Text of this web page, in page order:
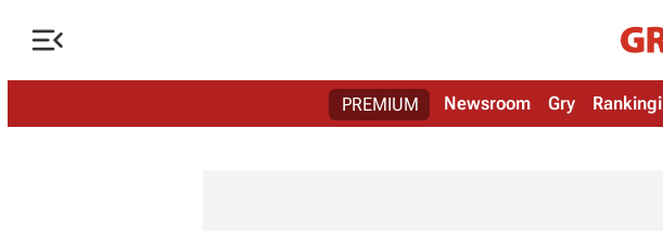

PREMIUM Newsroom Gry Rankingi